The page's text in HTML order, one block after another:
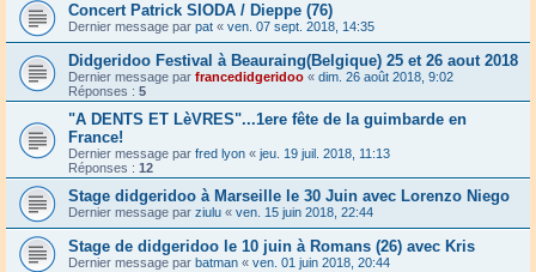
Concert Patrick SIODA / Dieppe (76)
Dernier message par pat « ven. 07 sept. 2018, 14:35
Didgeridoo Festival à Beauraing(Belgique) 25 et 26 aout 2018
Dernier message par francedidgeridoo « dim. 26 août 2018, 9:02
Réponses : 5
"A DENTS ET LèVRES"...1ere fête de la guimbarde en
France!
Dernier message par fred lyon « jeu. 19 juil. 2018, 11:13
Réponses : 12
Stage didgeridoo à Marseille le 30 Juin avec Lorenzo Niego
Dernier message par ziulu « ven. 15 juin 2018, 22:44
Stage de didgeridoo le 10 juin à Romans (26) avec Kris
Dernier message par batman « ven. 01 juin 2018, 20:44